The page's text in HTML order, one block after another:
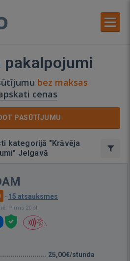
pakalpojumi
bez maksas
cenas
PASŪTĪJUMU
kategorijā "Krāvēja
Jelgavā
· 15 atsauksmes
Pirms 20 st.
25,00€/stunda